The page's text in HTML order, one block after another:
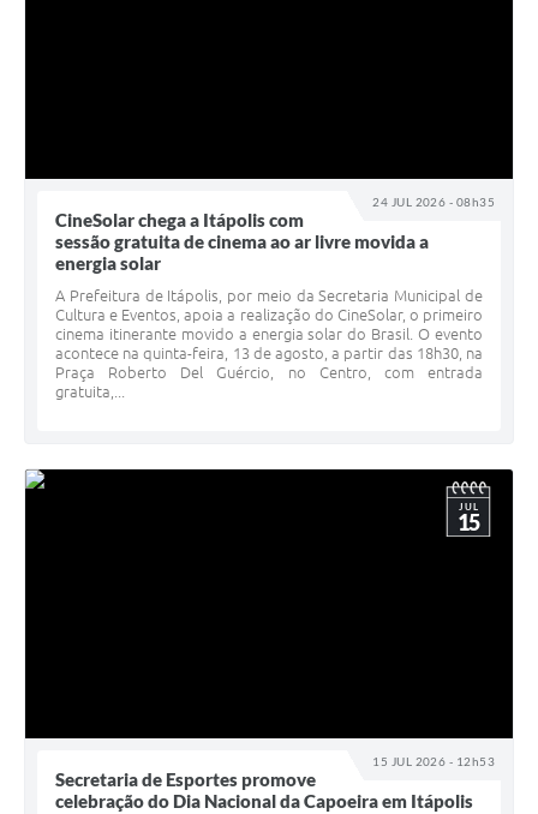
Arquivos para Download
Carta de Serviços
Notícias
Turismo
Galeria de Vídeos
Agenda
e-SIC
24 JUL 2026 - 08h35
CineSolar chega a Itápolis com
sessão gratuita de cinema ao ar livre movida a
energia solar
A Prefeitura de Itápolis, por meio da Secretaria Municipal de
Cultura e Eventos, apoia a realização do CineSolar, o primeiro
cinema itinerante movido a energia solar do Brasil. O evento
acontece na quinta-feira, 13 de agosto, a partir das 18h30, na
Praça Roberto Del Guércio, no Centro, com entrada
gratuita,...
15 JUL 2026 - 12h53
JUL
15
Secretaria de Esportes promove
celebração do Dia Nacional da Capoeira em Itápolis